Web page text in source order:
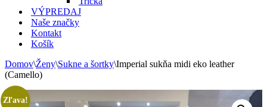
VÝPREDAJ
Naše značky
Kontakt
Košík
Domov\Ženy\Sukne a šortky\Imperial sukňa midi eko leather
(Camello)
Zľava!